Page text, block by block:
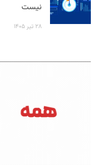
نیست
۲۸ تیر ۱۴۰۵